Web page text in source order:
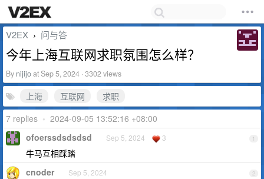
V2EX › 问与答
今年上海互联网求职氛围怎么样？
By nijijoat Sep 5, 2024 · 3302 views
上海 互联网
求职
7 replies • 2024-09-05 13:52:16 +08:00
1
ofoerssdsdsdsd Sep 5, 2024 3
牛马互相踩踏
2
cnoder Sep 5, 2024